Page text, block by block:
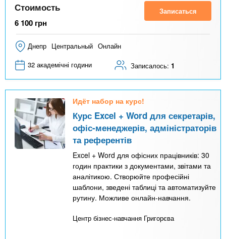
Стоимость
6 100 грн
Записаться
Днепр Центральный Онлайн
32 академічні години
Записалось: 1
Идёт набор на курс!
Курс Excel + Word для секретарів,
офіс-менеджерів, адміністраторів
та референтів
Excel + Word для офісних працівників: 30
годин практики з документами, звітами та
аналітикою. Створюйте професійні
шаблони, зведені таблиці та автоматизуйте
рутину. Можливе онлайн-навчання.
Центр бізнес-навчання Григорєва